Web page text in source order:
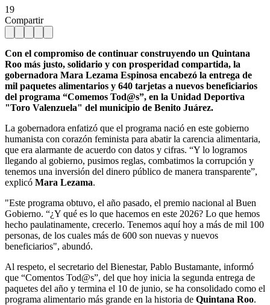
19
Compartir
Con el compromiso de continuar construyendo un Quintana
Roo más justo, solidario y con prosperidad compartida, la
gobernadora Mara Lezama Espinosa encabezó la entrega de
mil paquetes alimentarios y 640 tarjetas a nuevos beneficiarios
del programa “Comemos Tod@s”, en la Unidad Deportiva
"Toro Valenzuela" del municipio de Benito Juárez.
La gobernadora enfatizó que el programa nació en este gobierno
humanista con corazón feminista para abatir la carencia alimentaria,
que era alarmante de acuerdo con datos y cifras. “Y lo logramos
llegando al gobierno, pusimos reglas, combatimos la corrupción y
tenemos una inversión del dinero público de manera transparente”,
explicó Mara Lezama.
"Este programa obtuvo, el año pasado, el premio nacional al Buen
Gobierno. “¿Y qué es lo que hacemos en este 2026? Lo que hemos
hecho paulatinamente, crecerlo. Tenemos aquí hoy a más de mil 100
personas, de los cuales más de 600 son nuevas y nuevos
beneficiarios", abundó.
Al respeto, el secretario del Bienestar, Pablo Bustamante, informó
que “Comentos Tod@s”, del que hoy inicia la segunda entrega de
paquetes del año y termina el 10 de junio, se ha consolidado como el
programa alimentario más grande en la historia de Quintana Roo.